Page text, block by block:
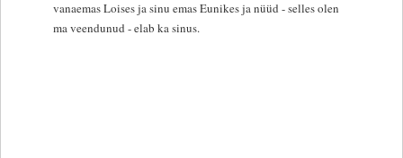
vanaemas Loises ja sinu emas Eunikes ja nüüd - selles olen
ma veendunud - elab ka sinus.